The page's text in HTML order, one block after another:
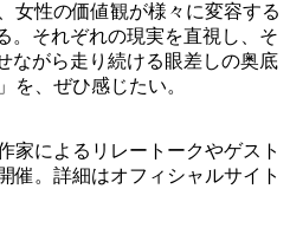
女性の価値観が様々に変容する
。それぞれの現実を直視し、そ
ながら走り続ける眼差しの奥底
を、ぜひ感じたい。
家によるリレートークやゲスト
催。詳細はオフィシャルサイト